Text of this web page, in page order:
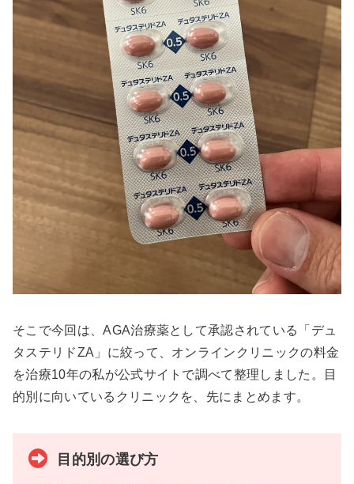
そこで今回は、AGA治療薬として承認されている「デュ
タステリドZA」に絞って、オンラインクリニックの料金
を治療10年の私が公式サイトで調べて整理しました。目
的別に向いているクリニックを、先にまとめます。
目的別の選び方